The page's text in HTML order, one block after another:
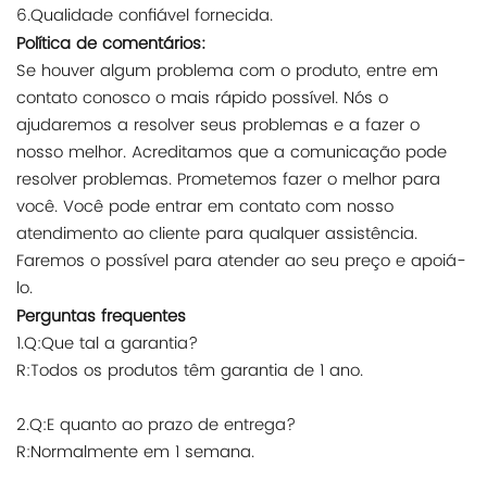
6.Qualidade confiável fornecida.
Política de comentários:
Se houver algum problema com o produto, entre em
contato conosco o mais rápido possível. Nós o
ajudaremos a resolver seus problemas e a fazer o
nosso melhor. Acreditamos que a comunicação pode
resolver problemas. Prometemos fazer o melhor para
você. Você pode entrar em contato com nosso
atendimento ao cliente para qualquer assistência.
Faremos o possível para atender ao seu preço e apoiá-
lo.
Perguntas frequentes
1.Q:Que tal a garantia?
R:Todos os produtos têm garantia de 1 ano.
2.Q:E quanto ao prazo de entrega?
R:Normalmente em 1 semana.